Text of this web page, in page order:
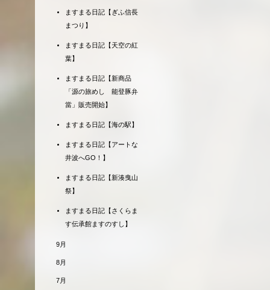
ますまる日記【ぎふ信長
まつり】
ますまる日記【天空の紅
葉】
ますまる日記【新商品
「源の旅めし 能登豚弁
當」販売開始】
ますまる日記【海の駅】
ますまる日記【アートな
井波へGO！】
ますまる日記【新湊曳山
祭】
ますまる日記【さくらま
す伝承館ますのすし】
9月
8月
7月